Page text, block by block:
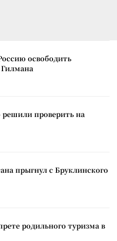
освободить
решили проверить на
прыгнул с Бруклинского
родильного туризма в